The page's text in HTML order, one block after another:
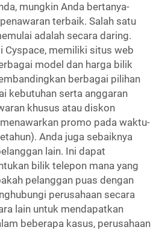
mungkin Anda bertanya-
terbaik. Salah satu
adalah secara daring.
Cyspace, memiliki situs web
model dan harga bilik
berbagai pilihan
kebutuhan serta anggaran
khusus atau diskon
promo pada waktu-
Anda juga sebaiknya
lain. Ini dapat
bilik telepon mana yang
pelanggan puas dengan
perusahaan secara
lain untuk mendapatkan
beberapa kasus, perusahaan